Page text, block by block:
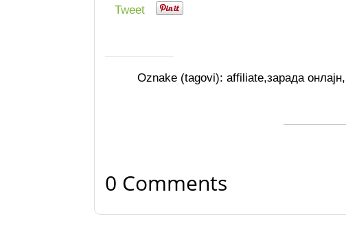
Tweet
Oznake (tagovi):affiliate,зарада онлајн,
0 Comments